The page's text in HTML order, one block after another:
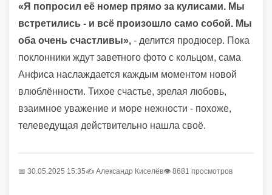
«Я попросил её номер прямо за кулисами. Мы
встретились - и всё произошло само собой. Мы
оба очень счастливы», - делится продюсер. Пока
поклонники ждут заветного фото с кольцом, сама
Анфиса наслаждается каждым моментом новой
влюблённости. Тихое счастье, зрелая любовь,
взаимное уважение и море нежности - похоже,
телеведущая действительно нашла своё.
📅 30.05.2025 15:35✍️ Александр Киселёв👁 8681 просмотров